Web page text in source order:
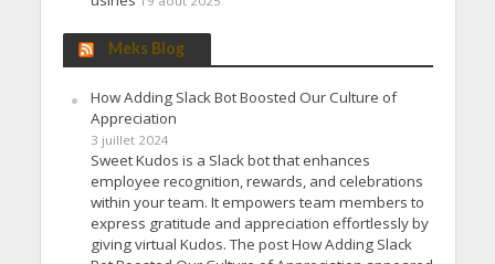
Meks Blog
How Adding Slack Bot Boosted Our Culture of
Appreciation
3 juillet 2024
Sweet Kudos is a Slack bot that enhances
employee recognition, rewards, and celebrations
within your team. It empowers team members to
express gratitude and appreciation effortlessly by
giving virtual Kudos. The post How Adding Slack